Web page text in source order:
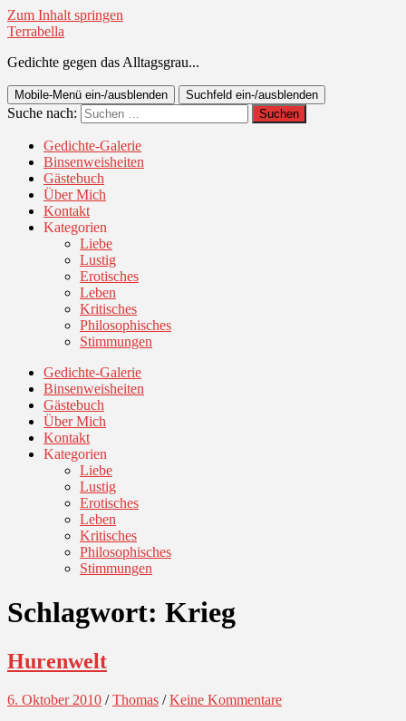
Zum Inhalt springen
Terrabella
Gedichte gegen das Alltagsgrau...
Mobile-Menü ein-/ausblenden Suchfeld ein-/ausblenden
Suche nach:
Gedichte-Galerie
Binsenweisheiten
Gästebuch
Über Mich
Kontakt
Kategorien
Liebe
Lustig
Erotisches
Leben
Kritisches
Philosophisches
Stimmungen
Gedichte-Galerie
Binsenweisheiten
Gästebuch
Über Mich
Kontakt
Kategorien
Liebe
Lustig
Erotisches
Leben
Kritisches
Philosophisches
Stimmungen
Schlagwort: Krieg
Hurenwelt
6. Oktober 2010 /Thomas /Keine Kommentare